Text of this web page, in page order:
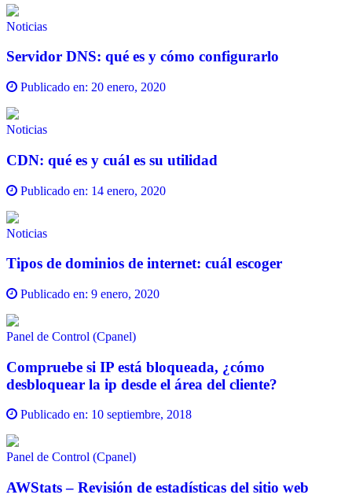
Noticias
Servidor DNS: qué es y cómo configurarlo
Publicado en: 20 enero, 2020
Noticias
CDN: qué es y cuál es su utilidad
Publicado en: 14 enero, 2020
Noticias
Tipos de dominios de internet: cuál escoger
Publicado en: 9 enero, 2020
Panel de Control (Cpanel)
Compruebe si IP está bloqueada, ¿cómo
desbloquear la ip desde el área del cliente?
Publicado en: 10 septiembre, 2018
Panel de Control (Cpanel)
AWStats – Revisión de estadísticas del sitio web